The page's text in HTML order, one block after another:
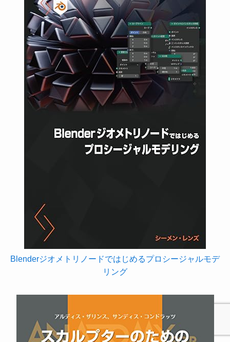
Blenderジオメトリノードではじめるプロシージャルモデ
リング